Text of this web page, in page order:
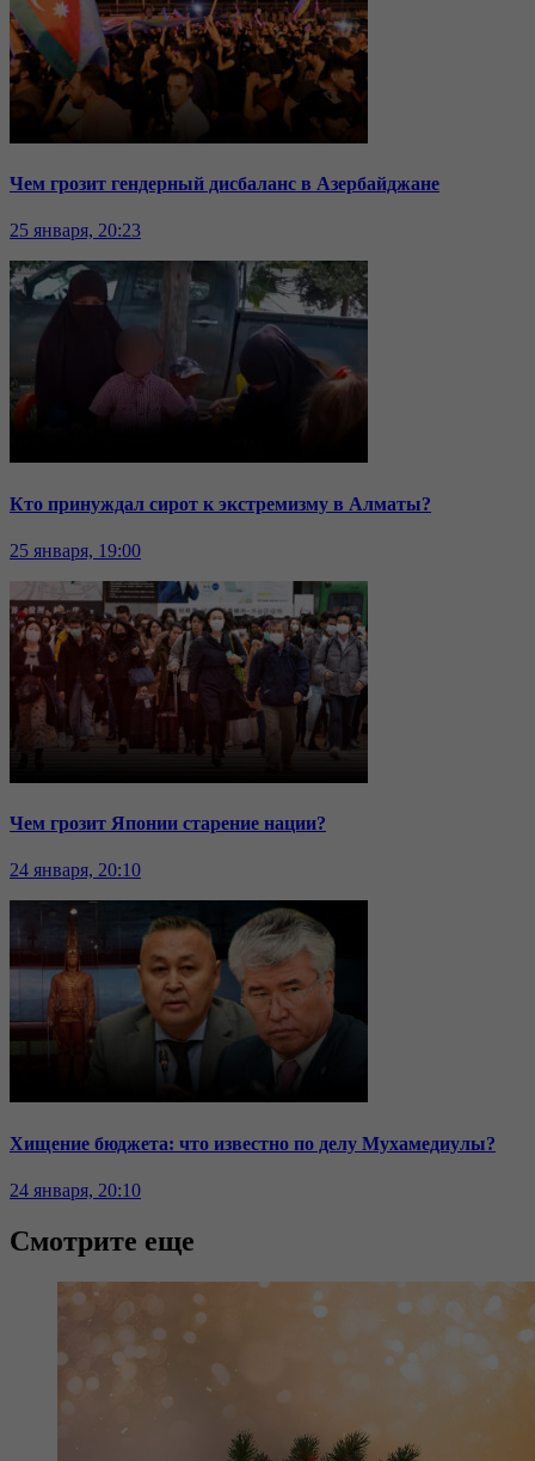
Чем грозит гендерный дисбаланс в Азербайджане
25 января, 20:23
Кто принуждал сирот к экстремизму в Алматы?
25 января, 19:00
Чем грозит Японии старение нации?
24 января, 20:10
Хищение бюджета: что известно по делу Мухамедиулы?
24 января, 20:10
Смотрите еще